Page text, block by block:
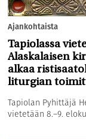
Ajankohtaista
Tapiolassa
Alaskalaisen
alkaa
liturgian
Tapiolan Pyhittäjä
vietetään 8.–9.